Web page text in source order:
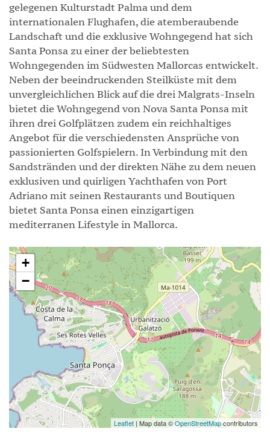
gelegenen Kulturstadt Palma und dem
internationalen Flughafen, die atemberaubende
Landschaft und die exklusive Wohngegend hat sich
Santa Ponsa zu einer der beliebtesten
Wohngegenden im Südwesten Mallorcas entwickelt.
Neben der beeindruckenden Steilküste mit dem
unvergleichlichen Blick auf die drei Malgrats-Inseln
bietet die Wohngegend von Nova Santa Ponsa mit
ihren drei Golfplätzen zudem ein reichhaltiges
Angebot für die verschiedensten Ansprüche von
passionierten Golfspielern. In Verbindung mit den
Sandstränden und der direkten Nähe zu dem neuen
exklusiven und quirligen Yachthafen von Port
Adriano mit seinen Restaurants und Boutiquen
bietet Santa Ponsa einen einzigartigen
mediterranen Lifestyle in Mallorca.
+
−
Leaflet | Map data ©OpenStreetMapcontributors